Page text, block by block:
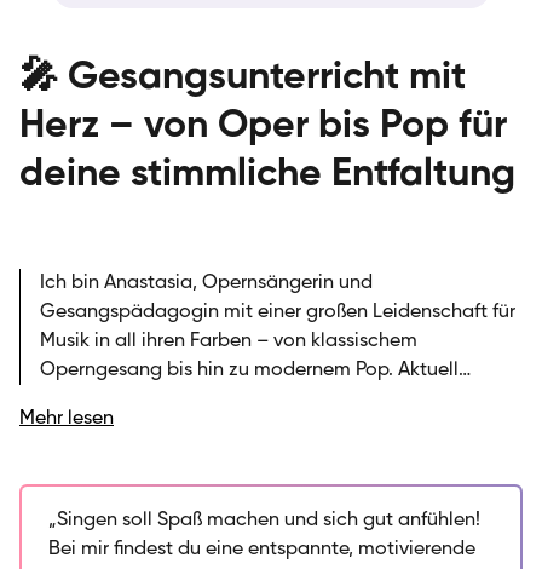
🎤 Gesangsunterricht mit
Herz – von Oper bis Pop für
deine stimmliche Entfaltung
Ich bin Anastasia, Opernsängerin und
Gesangspädagogin mit einer großen Leidenschaft für
Musik in all ihren Farben – von klassischem
Operngesang bis hin zu modernem Pop. Aktuell
unterrichte bei der SIRIUS Musikschule, wo ich meine
Erwachsenen einbringe. Neben meiner klassischen
Ausbildung leite ich auch einen Jugend-Popchor und
liebe es, unterschiedliche Genres miteinander zu
Mehr lesen
„Singen soll Spaß machen und sich gut anfühlen!
Bei mir findest du eine entspannte, motivierende